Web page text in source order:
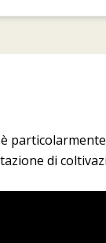
particolarmente
di